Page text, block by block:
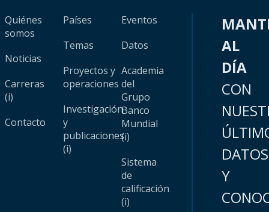
Quiénes
somos
Noticias
Carreras
(i)
Contacto
Países
Temas
Proyectos y
operaciones
Investigación
y
publicaciones
(i)
Eventos
Datos
Academia
del
Grupo
Banco
Mundial
(i)
Sistema
de
calificación
(i)
AL
DÍA
CON
DATOS
Y